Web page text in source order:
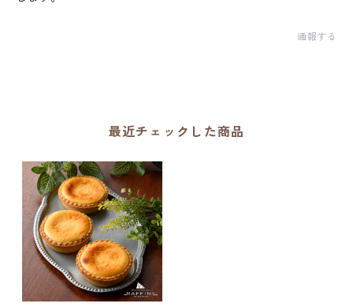
通報する
最近チェックした商品